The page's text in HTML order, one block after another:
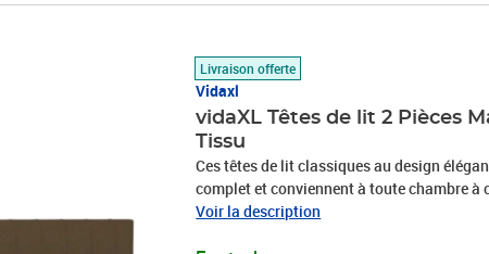
Livraison offerte
Vidaxl
vidaXL Têtes de lit 2 Pièces
Tissu
Ces têtes de lit classiques au design
complet et conviennent à toute chambre à
un aspect simple et épuré, et il est
Voir la description
Prix 64,89€